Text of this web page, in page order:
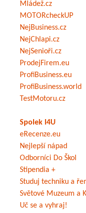
Mládež.cz
MOTORcheckUP
NejBusiness.cz
NejChlapi.cz
NejSenioři.cz
ProdejFirem.eu
ProfiBusiness.eu
ProfiBusiness.world
TestMotoru.cz
Spolek I4U
eRecenze.eu
Nejlepší nápad
Odborníci Do Škol
Stipendia +
Studuj techniku a
Světové Muzeum a
Uč se a vyhraj!